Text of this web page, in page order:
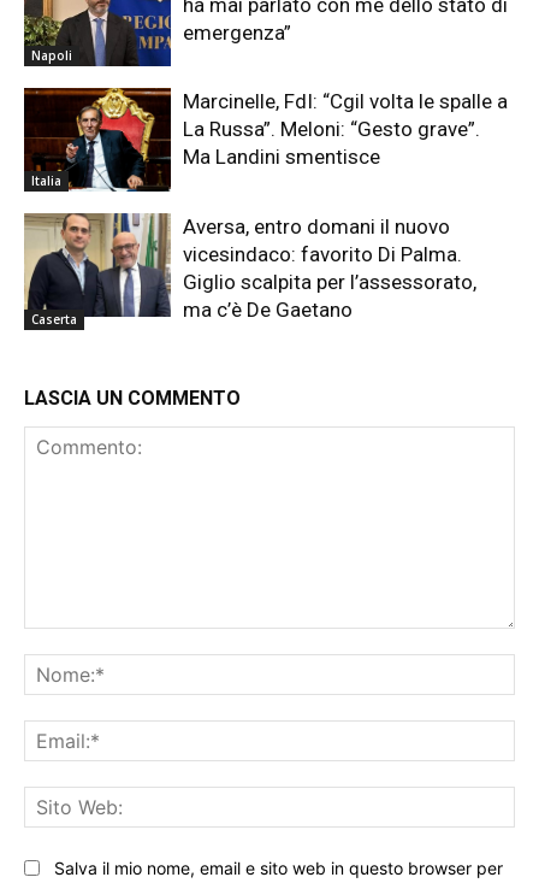
Napoli
emergenza”
Italia
Marcinelle, FdI: “Cgil volta le spalle a
La Russa”. Meloni: “Gesto grave”.
Ma Landini smentisce
Caserta
Aversa, entro domani il nuovo
vicesindaco: favorito Di Palma.
Giglio scalpita per l’assessorato,
ma c’è De Gaetano
LASCIA UN COMMENTO
Salva il mio nome, email e sito web in questo browser per